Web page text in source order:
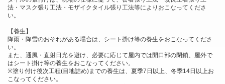
法・マスク張り工法・モザイクタイル張り工法等によりおこなってくださ
い。
【養生】
降雨・降雪のおそれがある場合は、シート掛け等の養生をおこなってくださ
い。
また、通風・直射日光を避け、必要に応じて屋内では開口部の閉鎖、屋外で
はシート掛け等の養生をおこなってください。
※塗り付け後次工程(目地詰め)までの養生は、夏季7日以上、冬季14日以上お
こなってください。